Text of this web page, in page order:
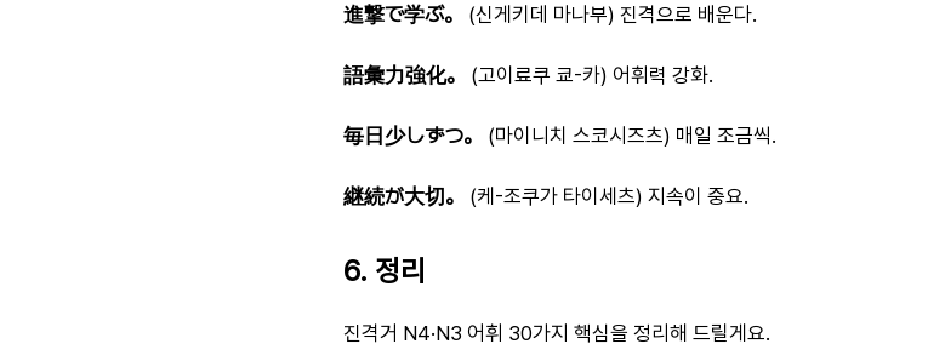
進撃で学ぶ。 (신게키데 마나부) 진격으로 배운다.
語彙力強化。 (고이료쿠 쿄-카) 어휘력 강화.
毎日少しずつ。 (마이니치 스코시즈츠) 매일 조금씩.
継続が大切。 (케-조쿠가 타이세츠) 지속이 중요.
6. 정리
진격거 N4·N3 어휘 30가지 핵심을 정리해 드릴게요.